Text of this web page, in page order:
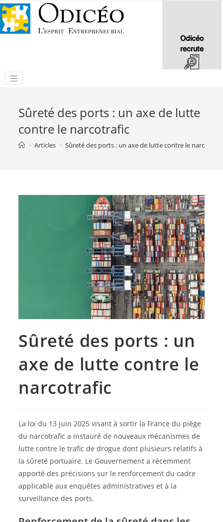
Odicéo
recrute
Sûreté des ports : un axe de lutte
contre le narcotrafic
> Articles > Sûreté des ports : un axe de lutte contre le
Sûreté des ports : un
axe de lutte contre le
narcotrafic
La loi du 13 juin 2025 visant à sortir la France du piège
du narcotrafic a instauré de nouveaux mécanismes de
lutte contre le trafic de drogue dont plusieurs relatifs à
la sûreté portuaire. Le Gouvernement a récemment
apporté des précisions sur le renforcement du cadre
applicable aux enquêtes administratives et à la
surveillance des ports.